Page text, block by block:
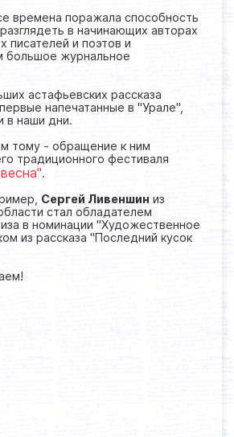
времена поражала способность
в начинающих авторах
писателей и поэтов и
большое журнальное
астафьевских рассказа
напечатанные в "Урале",
в наши дни.
тому - обращение к ним
традиционного фестиваля
.
Сергей Ливеншин из
стал обладателем
в номинации "Художественное
из рассказа "Последний кусок